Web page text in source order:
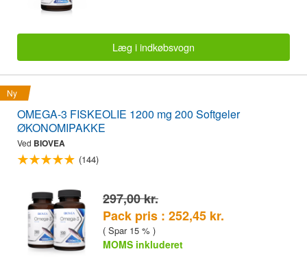
Læg i indkøbsvogn
Ny
OMEGA-3 FISKEOLIE 1200 mg 200 Softgeler
ØKONOMIPAKKE
Ved BIOVEA
(144)
297,00 kr.
Pack pris : 252,45 kr.
( Spar 15 % )
MOMS inkluderet